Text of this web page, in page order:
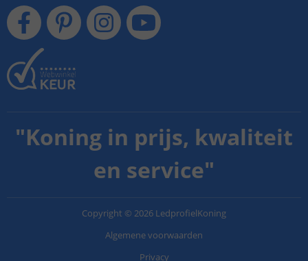
"Koning in prijs, kwaliteit
en service"
Copyright © 2026 LedprofielKoning
Algemene voorwaarden
Privacy